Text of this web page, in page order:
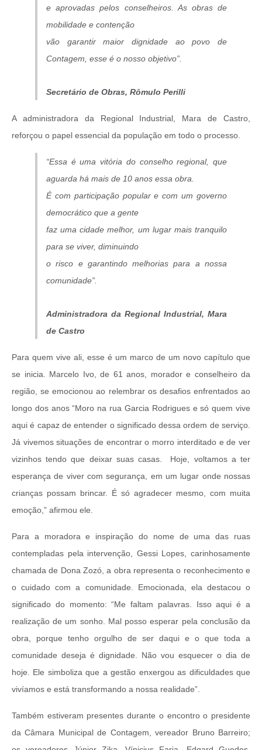
e aprovadas pelos conselheiros. As obras de
mobilidade e contenção
vão garantir maior dignidade ao povo de
Contagem, esse é o nosso objetivo”.
Secretário de Obras, Rômulo Perilli
A administradora da Regional Industrial, Mara de Castro,
reforçou o papel essencial da população em todo o processo.
“Essa é uma vitória do conselho regional, que
aguarda há mais de 10 anos essa obra.
É com participação popular e com um governo
democrático que a gente
faz uma cidade melhor, um lugar mais tranquilo
para se viver, diminuindo
o risco e garantindo melhorias para a nossa
comunidade”.
Administradora da Regional Industrial, Mara
de Castro
Para quem vive ali, esse é um marco de um novo capítulo que
se inicia. Marcelo Ivo, de 61 anos, morador e conselheiro da
região, se emocionou ao relembrar os desafios enfrentados ao
longo dos anos “Moro na rua Garcia Rodrigues e só quem vive
aqui é capaz de entender o significado dessa ordem de serviço.
Já vivemos situações de encontrar o morro interditado e de ver
vizinhos tendo que deixar suas casas. Hoje, voltamos a ter
esperança de viver com segurança, em um lugar onde nossas
crianças possam brincar. É só agradecer mesmo, com muita
emoção,” afirmou ele.
Para a moradora e inspiração do nome de uma das ruas
contempladas pela intervenção, Gessi Lopes, carinhosamente
chamada de Dona Zozó, a obra representa o reconhecimento e
o cuidado com a comunidade. Emocionada, ela destacou o
significado do momento: “Me faltam palavras. Isso aqui é a
realização de um sonho. Mal posso esperar pela conclusão da
obra, porque tenho orgulho de ser daqui e o que toda a
comunidade deseja é dignidade. Não vou esquecer o dia de
hoje. Ele simboliza que a gestão enxergou as dificuldades que
vivíamos e está transformando a nossa realidade”.
Também estiveram presentes durante o encontro o presidente
da Câmara Municipal de Contagem, vereador Bruno Barreiro;